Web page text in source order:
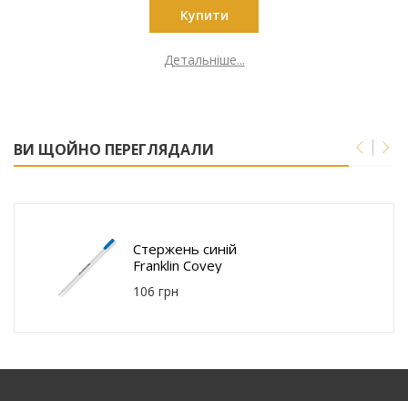
Купити
Детальніше...
ВИ ЩОЙНО ПЕРЕГЛЯДАЛИ
Стержень синій
Franklin Covey
106 грн